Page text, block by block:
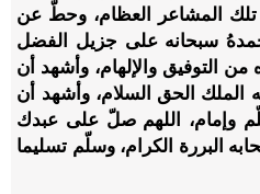
تلك المشاعر العظام، وحطّ عن
أحمدهُ سبحانه على جزيل الفضل
من التوفيق والإلهام، وأشهد أن
الملك الحق السلام، وأشهد أن
وإمام، اللهم صلّ على عبدك
البررة الكرام، وسلّم تسليما